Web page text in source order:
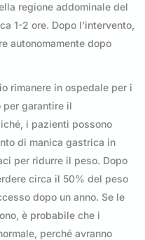
regione addominale del
1-2 ore. Dopo l’intervento,
autonomamente dopo
rimanere in ospedale per i
per garantire il
i pazienti possono
di manica gastrica in
per ridurre il peso. Dopo
circa il 50% del peso
dopo un anno. Se le
è probabile che i
perché avranno